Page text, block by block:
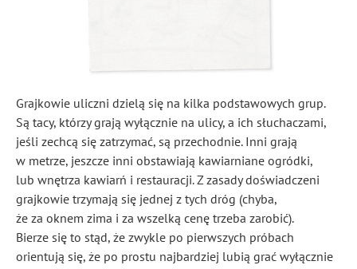
Grajkowie uliczni dzielą się na kilka podstawowych grup.
Są tacy, którzy grają wyłącznie na ulicy, a ich słuchaczami,
jeśli zechcą się zatrzymać, są przechodnie. Inni grają
w metrze, jeszcze inni obstawiają kawiarniane ogródki,
lub wnętrza kawiarń i restauracji. Z zasady doświadczeni
grajkowie trzymają się jednej z tych dróg (chyba,
że za oknem zima i za wszelką cenę trzeba zarobić).
Bierze się to stąd, że zwykle po pierwszych próbach
orientują się, że po prostu najbardziej lubią grać wyłącznie